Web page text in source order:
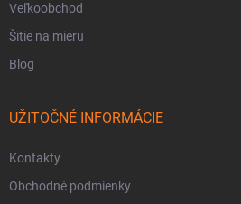
Veľkoobchod
Šitie na mieru
Blog
UŽITOČNÉ INFORMÁCIE
Kontakty
Obchodné podmienky